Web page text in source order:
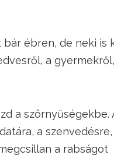
ébren, de neki is
a
a szörnyűségekbe.
a
a rabságot